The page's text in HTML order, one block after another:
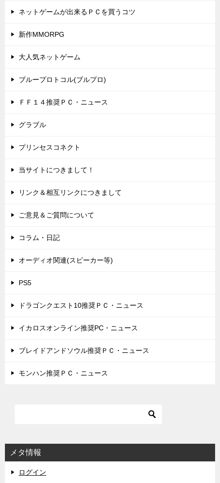
ネットゲームが出来るＰＣを買うコツ
新作MMORPG
大人気ネットゲーム
ブループロトコル(ブルプロ)
ＦＦ１４推奨ＰＣ・ニュース
グラブル
プリンセスコネクト
当サイトにつきまして！
リンク＆相互リンクにつきまして
ご意見＆ご質問について
コラム・日記
オーディオ関連(スピーカー等)
PS5
ドラゴンクエスト10推奨ＰＣ・ニュース
イカロスオンライン推奨PC・ニュース
ブレイドアンドソウル推奨ＰＣ・ニュース
モンハン推奨ＰＣ・ニュース
メタ情報
ログイン